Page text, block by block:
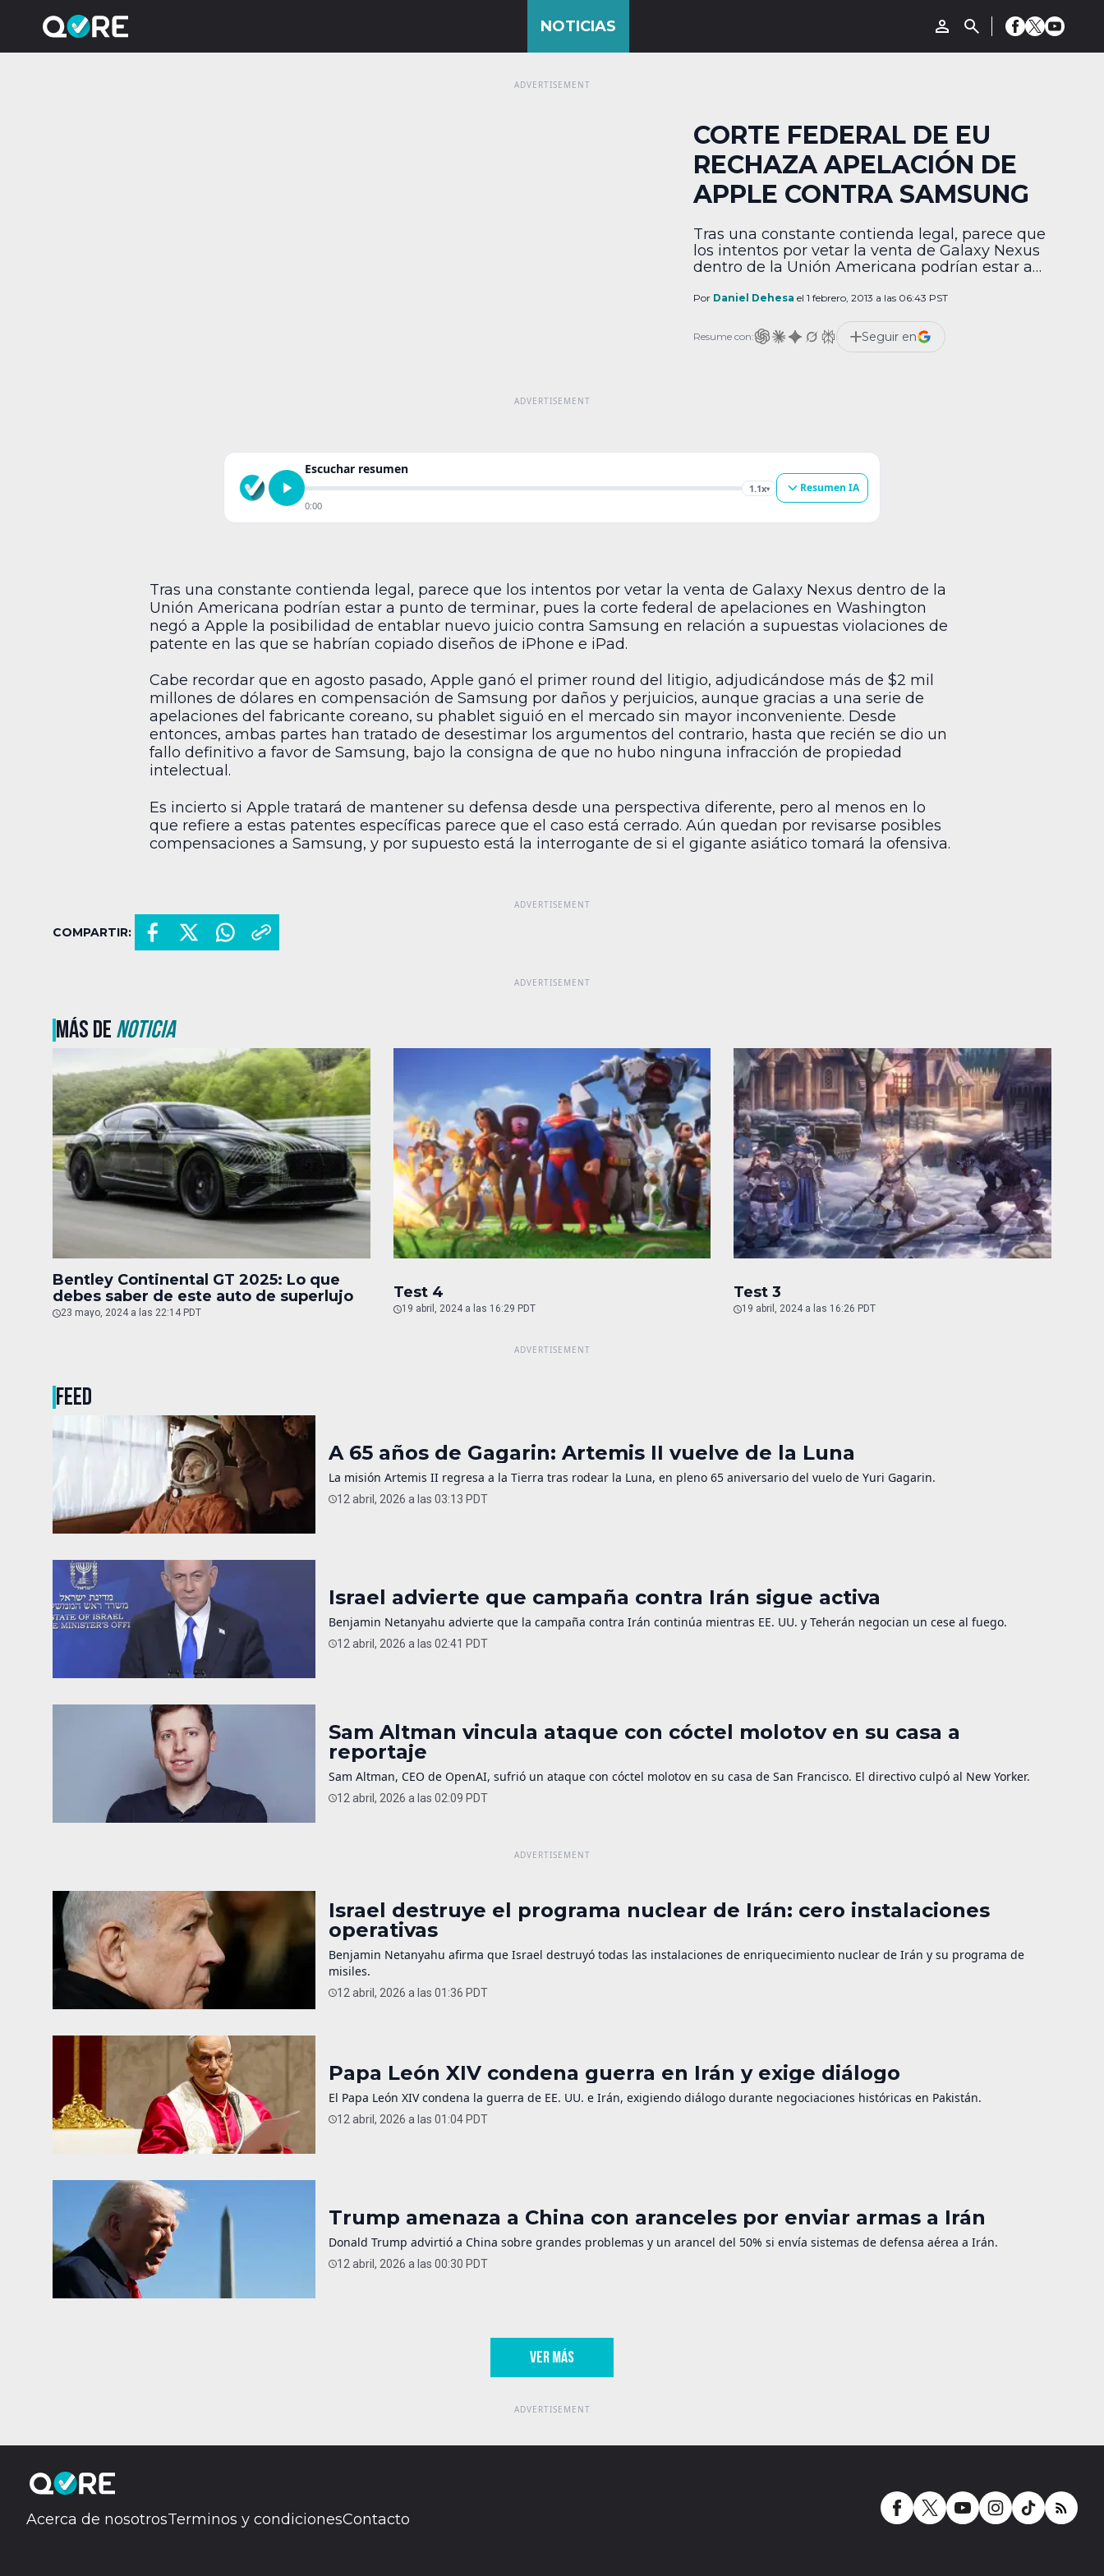
CORTE FEDERAL DE EU
RECHAZA APELACIÓN DE
APPLE CONTRA SAMSUNG
Tras una constante contienda legal, parece que
los intentos por vetar la venta de Galaxy Nexus
dentro de la Unión Americana podrían estar a
apelaciones en Washington negó a Apple la
Samsung en relación a supuestas violaciones
de patente en las […]
Por Daniel Dehesa el 1 febrero, 2013 a las 06:43 PST
Resume con: Seguir en
Escuchar resumen
1.1x▾
0:00
Resumen IA
Tras una constante contienda legal, parece que los intentos por vetar la venta de Galaxy Nexus dentro de la
Unión Americana podrían estar a punto de terminar, pues la corte federal de apelaciones en Washington
negó a Apple la posibilidad de entablar nuevo juicio contra Samsung en relación a supuestas violaciones de
patente en las que se habrían copiado diseños de iPhone e iPad.
Cabe recordar que en agosto pasado, Apple ganó el primer round del litigio, adjudicándose más de $2 mil
millones de dólares en compensación de Samsung por daños y perjuicios, aunque gracias a una serie de
apelaciones del fabricante coreano, su phablet siguió en el mercado sin mayor inconveniente. Desde
entonces, ambas partes han tratado de desestimar los argumentos del contrario, hasta que recién se dio un
fallo definitivo a favor de Samsung, bajo la consigna de que no hubo ninguna infracción de propiedad
intelectual.
Es incierto si Apple tratará de mantener su defensa desde una perspectiva diferente, pero al menos en lo
que refiere a estas patentes específicas parece que el caso está cerrado. Aún quedan por revisarse posibles
compensaciones a Samsung, y por supuesto está la interrogante de si el gigante asiático tomará la ofensiva.
COMPARTIR:
MÁS DENOTICIA
Bentley Continental GT 2025: Lo que
debes saber de este auto de superlujo
23 mayo, 2024 a las 22:14 PDT
Test 4
19 abril, 2024 a las 16:29 PDT
Test 3
19 abril, 2024 a las 16:26 PDT
FEED
A 65 años de Gagarin: Artemis II vuelve de la Luna
La misión Artemis II regresa a la Tierra tras rodear la Luna, en pleno 65 aniversario del vuelo de Yuri Gagarin.
12 abril, 2026 a las 03:13 PDT
Israel advierte que campaña contra Irán sigue activa
Benjamin Netanyahu advierte que la campaña contra Irán continúa mientras EE. UU. y Teherán negocian un cese al fuego.
12 abril, 2026 a las 02:41 PDT
Sam Altman vincula ataque con cóctel molotov en su casa a
reportaje
Sam Altman, CEO de OpenAI, sufrió un ataque con cóctel molotov en su casa de San Francisco. El directivo culpó al New Yorker.
12 abril, 2026 a las 02:09 PDT
Israel destruye el programa nuclear de Irán: cero instalaciones
operativas
Benjamin Netanyahu afirma que Israel destruyó todas las instalaciones de enriquecimiento nuclear de Irán y su programa de
misiles.
12 abril, 2026 a las 01:36 PDT
Papa León XIV condena guerra en Irán y exige diálogo
El Papa León XIV condena la guerra de EE. UU. e Irán, exigiendo diálogo durante negociaciones históricas en Pakistán.
12 abril, 2026 a las 01:04 PDT
Trump amenaza a China con aranceles por enviar armas a Irán
Donald Trump advirtió a China sobre grandes problemas y un arancel del 50% si envía sistemas de defensa aérea a Irán.
12 abril, 2026 a las 00:30 PDT
VER MÁS
Acerca de nosotrosTerminos y condicionesContacto